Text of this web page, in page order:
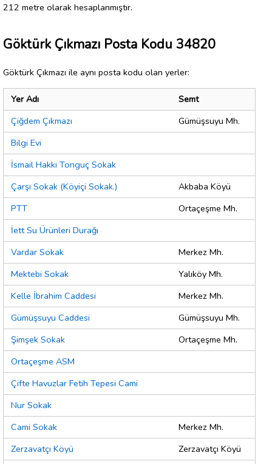
212 metre olarak hesaplanmıştır.
Göktürk Çıkmazı Posta Kodu 34820
Göktürk Çıkmazı ile aynı posta kodu olan yerler:
Yer Adı
Semt
Çiğdem Çıkmazı
Gümüşsuyu Mh.
Bilgi Evi
İsmail Hakkı Tonguç Sokak
Çarşı Sokak (Köyiçi Sokak.)
Akbaba Köyü
PTT
Ortaçeşme Mh.
İett Su Ürünleri Durağı
Vardar Sokak
Merkez Mh.
Mektebi Sokak
Yalıköy Mh.
Kelle İbrahim Caddesi
Merkez Mh.
Gümüşsuyu Caddesi
Gümüşsuyu Mh.
Şimşek Sokak
Ortaçeşme Mh.
Ortaçeşme ASM
Çifte Havuzlar Fetih Tepesi Cami
Nur Sokak
Cami Sokak
Merkez Mh.
Zerzavatçı Köyü
Zerzavatçı Köyü